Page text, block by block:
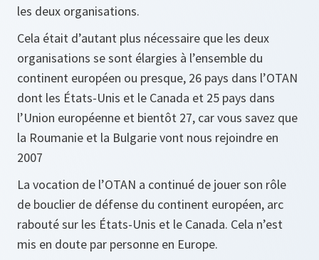
les deux organisations.
Cela était d’autant plus nécessaire que les deux
organisations se sont élargies à l’ensemble du
continent européen ou presque, 26 pays dans l’OTAN
dont les États-Unis et le Canada et 25 pays dans
l’Union européenne et bientôt 27, car vous savez que
la Roumanie et la Bulgarie vont nous rejoindre en
2007
La vocation de l’OTAN a continué de jouer son rôle
de bouclier de défense du continent européen, arc
rabouté sur les États-Unis et le Canada. Cela n’est
mis en doute par personne en Europe.